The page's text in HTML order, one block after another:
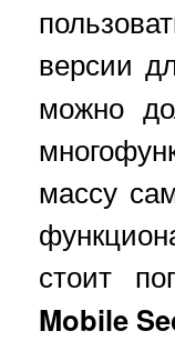
версии
можно
массу
стоит
Mobile